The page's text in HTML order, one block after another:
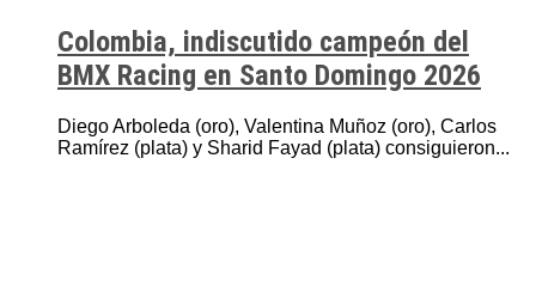
Colombia, indiscutido campeón del
BMX Racing en Santo Domingo 2026
Diego Arboleda (oro), Valentina Muñoz (oro), Carlos
Ramírez (plata) y Sharid Fayad (plata) consiguieron...